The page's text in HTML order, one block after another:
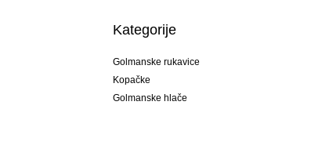
Kategorije
Golmanske rukavice
Kopačke
Golmanske hlače